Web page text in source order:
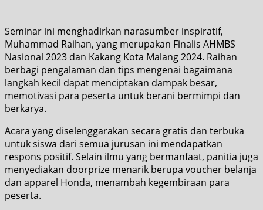
Seminar ini menghadirkan narasumber inspiratif,
Muhammad Raihan, yang merupakan Finalis AHMBS
Nasional 2023 dan Kakang Kota Malang 2024. Raihan
berbagi pengalaman dan tips mengenai bagaimana
langkah kecil dapat menciptakan dampak besar,
memotivasi para peserta untuk berani bermimpi dan
berkarya.
Acara yang diselenggarakan secara gratis dan terbuka
untuk siswa dari semua jurusan ini mendapatkan
respons positif. Selain ilmu yang bermanfaat, panitia juga
menyediakan doorprize menarik berupa voucher belanja
dan apparel Honda, menambah kegembiraan para
peserta.